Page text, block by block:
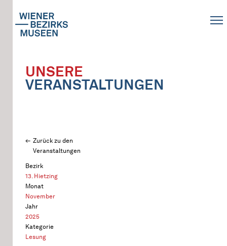
UNSERE
VERANSTALTUNGEN
Zurück zu den
Veranstaltungen
Bezirk
13. Hietzing
Monat
November
Jahr
2025
Kategorie
Lesung